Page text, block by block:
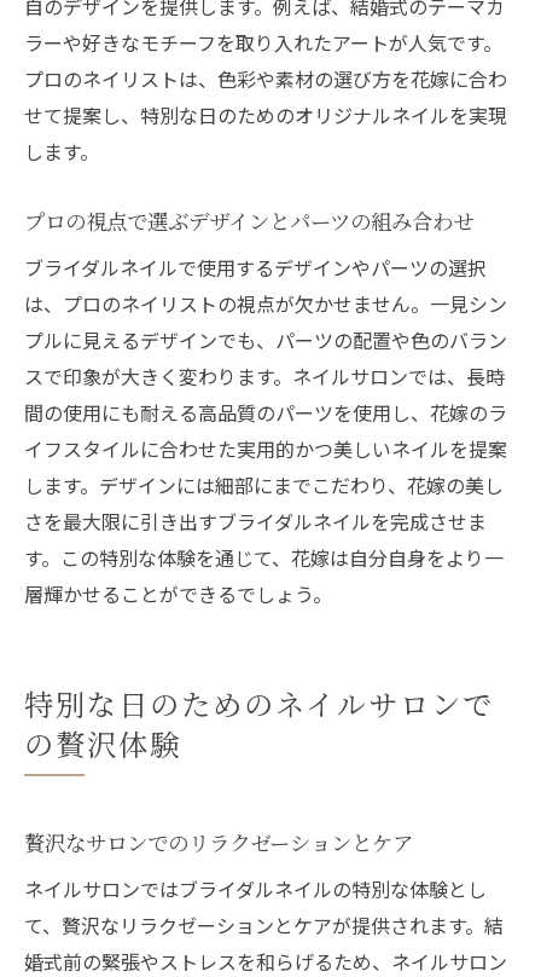
写真に映える美しい仕上がりの秘訣
家族や友人と共有する感動の時間
人生の特別な一日を彩るネイルの力
自のデザインを提供します。例えば、結婚式のテーマカ
ラーや好きなモチーフを取り入れたアートが人気です。
プロのネイリストは、色彩や素材の選び方を花嫁に合わ
せて提案し、特別な日のためのオリジナルネイルを実現
します。
プロの視点で選ぶデザインとパーツの組み合わせ
ブライダルネイルで使用するデザインやパーツの選択
は、プロのネイリストの視点が欠かせません。一見シン
プルに見えるデザインでも、パーツの配置や色のバラン
スで印象が大きく変わります。ネイルサロンでは、長時
間の使用にも耐える高品質のパーツを使用し、花嫁のラ
イフスタイルに合わせた実用的かつ美しいネイルを提案
します。デザインには細部にまでこだわり、花嫁の美し
さを最大限に引き出すブライダルネイルを完成させま
す。この特別な体験を通じて、花嫁は自分自身をより一
層輝かせることができるでしょう。
特別な日のためのネイルサロンで
の贅沢体験
贅沢なサロンでのリラクゼーションとケア
ネイルサロンではブライダルネイルの特別な体験とし
て、贅沢なリラクゼーションとケアが提供されます。結
婚式前の緊張やストレスを和らげるため、ネイルサロン